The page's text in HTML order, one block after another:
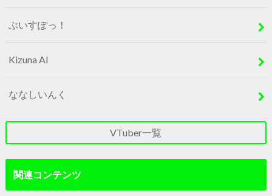
ぶいすぽっ！
Kizuna AI
ななしいんく
VTuber一覧
関連コンテンツ